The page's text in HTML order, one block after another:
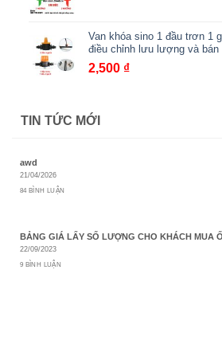
1,000
đến
Van khóa sino 1 đầu trơn 1
điều chỉnh lưu lượng và bán
2,500 ₫
TIN TỨC MỚI
awd
21/04/2026
84 BÌNH LUẬN
BẢNG GIÁ LẤY SỐ LƯỢNG CHO KHÁCH MUA
22/09/2023
9 BÌNH LUẬN